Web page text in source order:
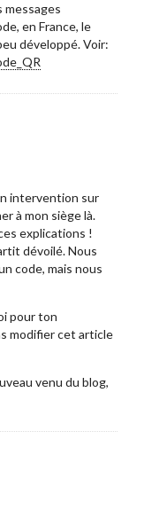
messages
en France, le
développé. Voir:
intervention sur
à mon siège là.
explications !
dévoilé. Nous
code, mais nous
pour ton
modifier cet article
venu du blog,